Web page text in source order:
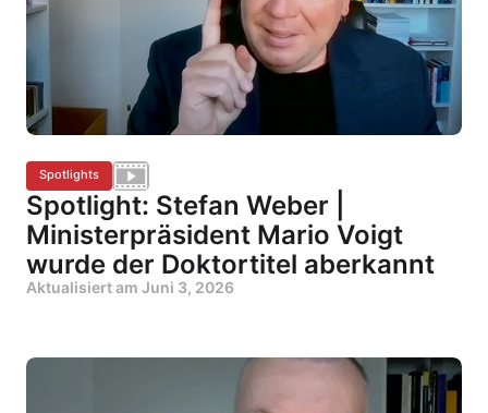
Spotlights
Spotlight: Stefan Weber |
Ministerpräsident Mario Voigt
wurde der Doktortitel aberkannt
Aktualisiert am Juni 3, 2026